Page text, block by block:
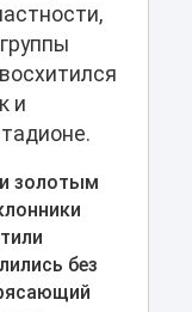
и
золотым
без